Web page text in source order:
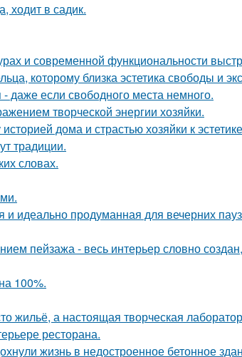
ходит в садик.
и современной функциональности
которому близка эстетика свободы и
даже если свободного места немного.
творческой энергии хозяйки.
дома и страстью хозяйки к
традиции.
словах.
идеально продуманная для вечерних
пейзажа - весь интерьер словно
100%.
жильё, а настоящая творческая
ресторана.
жизнь в недостроенное бетонное